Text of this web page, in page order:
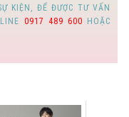
KIỆN
, ĐỂ ĐƯỢC TƯ VẤN
0917 489 600 HOẶC